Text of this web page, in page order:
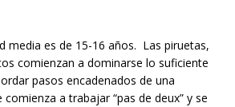
media es de 15-16 años. Las piruetas,
comienzan a dominarse lo suficiente
pasos encadenados de una
comienza a trabajar “pas de deux” y se